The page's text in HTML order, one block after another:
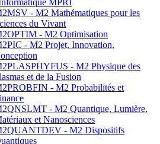
MPRI
- M2 Mathématiques pour les
du Vivant
- M2 Optimisation
- M2 Projet, Innovation,
- M2 Physique des
et de la Fusion
- M2 Probabilités et
- M2 Quantique, Lumière,
et Nanosciences
- M2 Dispositifs